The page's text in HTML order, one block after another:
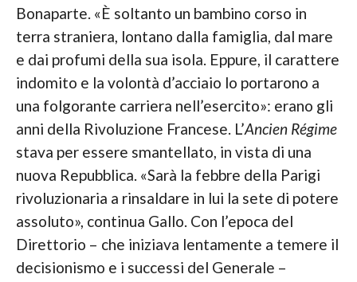
Bonaparte. «È soltanto un bambino corso in
terra straniera, lontano dalla famiglia, dal mare
e dai profumi della sua isola. Eppure, il carattere
indomito e la volontà d’acciaio lo portarono a
una folgorante carriera nell’esercito»: erano gli
anni della Rivoluzione Francese. L’Ancien Régime
stava per essere smantellato, in vista di una
nuova Repubblica. «Sarà la febbre della Parigi
rivoluzionaria a rinsaldare in lui la sete di potere
assoluto», continua Gallo. Con l’epoca del
Direttorio – che iniziava lentamente a temere il
decisionismo e i successi del Generale –